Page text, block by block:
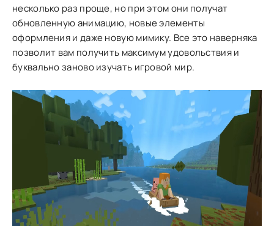
несколько раз проще, но при этом они получат
обновленную анимацию, новые элементы
оформления и даже новую мимику. Все это наверняка
позволит вам получить максимум удовольствия и
буквально заново изучать игровой мир.